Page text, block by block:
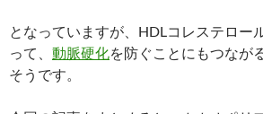
となっていますが、HDLコレステロー
って、 動脈硬化を防ぐことにもつなが
そうです。